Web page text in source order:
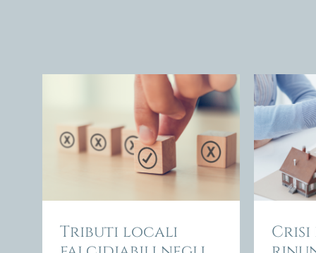
Tributi locali
Crisi d’impresa, la rinuncia dei soci a
crediti non dà sopravvenienza fiscale
Transazione Fiscale e fiscalità della crisi
d'impresa
Crisi
Le